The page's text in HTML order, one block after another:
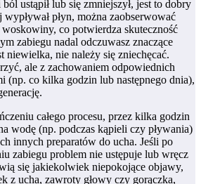
ustąpił lub się zmniejszył, jest to dobry
płyn, można zaobserwować
co potwierdza skuteczność
zabiegu nadal odczuwasz znaczące
niewielka, nie należy się zniechęcać.
ale z zachowaniem odpowiednich
(np. co kilka godzin lub następnego dnia),
całego procesu, przez kilka godzin
wodę (np. podczas kąpieli czy pływania)
innych preparatów do ucha. Jeśli po
zabiegu problem nie ustępuje lub wręcz
się jakiekolwiek niepokojące objawy,
z ucha, zawroty głowy czy gorączka,